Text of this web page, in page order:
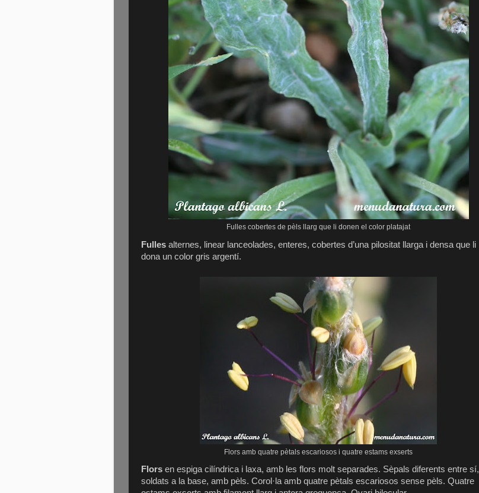
Fulles cobertes de pèls llarg que li donen el color platajat
Fulles alternes, linear lanceolades, enteres, cobertes d’una pilositat llarga i densa que li
dona un color gris argentí.
Flors amb quatre pètals escariosos i quatre estams exserts
Flors en espiga cilíndrica i laxa, amb les flors molt separades. Sèpals diferents entre sí,
soldats a la base, amb pèls. Corol·la amb quatre pètals escariosos sense pèls. Quatre